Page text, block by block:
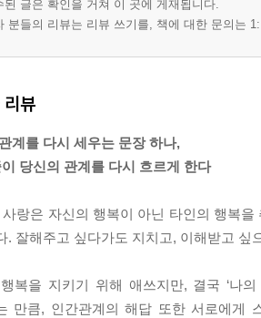
된 글은 확인을 거쳐 이 곳에 게재됩니다.
분들의 리뷰는 리뷰 쓰기를, 책에 대한 문의는
리뷰
계를 다시 세우는 문장 하나,
당신의 관계를 다시 흐르게 한다
사랑은 자신의 행복이 아닌 타인의 행복
. 잘해주고 싶다가도 지치고, 이해받고
복을 지키기 위해 애쓰지만, 결국 ‘나
만큼, 인간관계의 해답 또한 서로에게